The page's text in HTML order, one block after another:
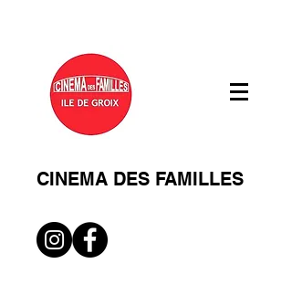
CINEMA DES FAMILLES